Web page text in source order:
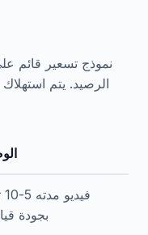
الرصيد. يتم
بجودة